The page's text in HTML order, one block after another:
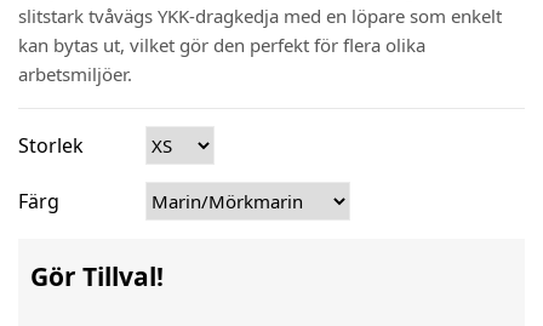
slitstark tvåvägs YKK-dragkedja med en löpare som enkelt
kan bytas ut, vilket gör den perfekt för flera olika
arbetsmiljöer.
Storlek
Färg
Gör Tillval!